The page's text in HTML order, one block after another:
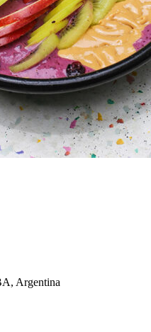
Argentina